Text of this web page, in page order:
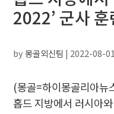
2022’ 군사
by몽골외신팀 | 2022-08-01
(몽골=하이몽골리아뉴
홉드 지방에서 러시아